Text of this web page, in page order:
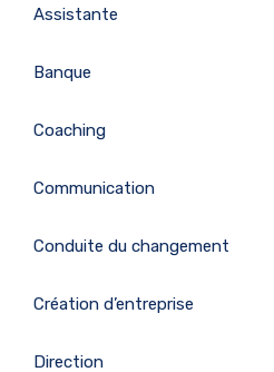
Assistante
Banque
Coaching
Communication
Conduite du changement
Création d’entreprise
Direction